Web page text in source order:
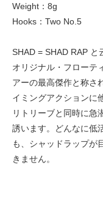
Weight：8g
Hooks：Two No.5
SHAD = SHAD RAP と
オリジナル・フローテ
アーの最高傑作と称さ
イミングアクションに
リトリーブと同時に急
誘います。どんなに低
も、シャッドラップが
きません。